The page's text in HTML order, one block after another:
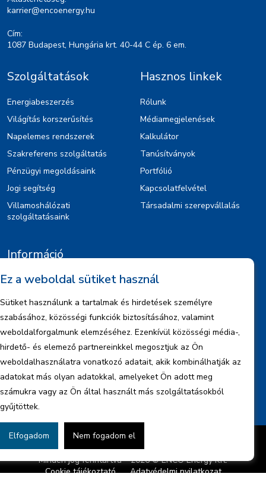
karrier@encoenergy.hu
Cím:
1087 Budapest, Hungária krt. 40-44 C ép. 6 em.
Szolgáltatások
Energiabeszerzés
Világítás korszerűsítés
Napelemes rendszerek
Szakreferens szolgáltatás
Pénzügyi megoldásaink
Jogi segítség
Villamoshálózati
szolgáltatásaink
Hasznos linkek
Rólunk
Médiamegjelenések
Kalkulátor
Tanúsítványok
Portfólió
Kapcsolatfelvétel
Társadalmi szerepvállalás
Információ
Kiajánlók
Jognyilatkozat
Szerzői jogok
Adatkezelési tájékoztató
Céginformáció
Jelentések
Készítette:BonsAI HorizON Kft.
Minden jog fenntartva – 2026 © ENCO Energy Kft.
Cookie tájékoztató
Adatvédelmi nyilatkozat
Ez a weboldal sütiket használ
Sütiket használunk a tartalmak és hirdetések személyre
szabásához, közösségi funkciók biztosításához, valamint
weboldalforgalmunk elemzéséhez. Ezenkívül közösségi média-,
hirdető- és elemező partnereinkkel megosztjuk az Ön
weboldalhasználatra vonatkozó adatait, akik kombinálhatják az
adatokat más olyan adatokkal, amelyeket Ön adott meg
számukra vagy az Ön által használt más szolgáltatásokból
gyűjtöttek.
Elfogadom Nem fogadom el